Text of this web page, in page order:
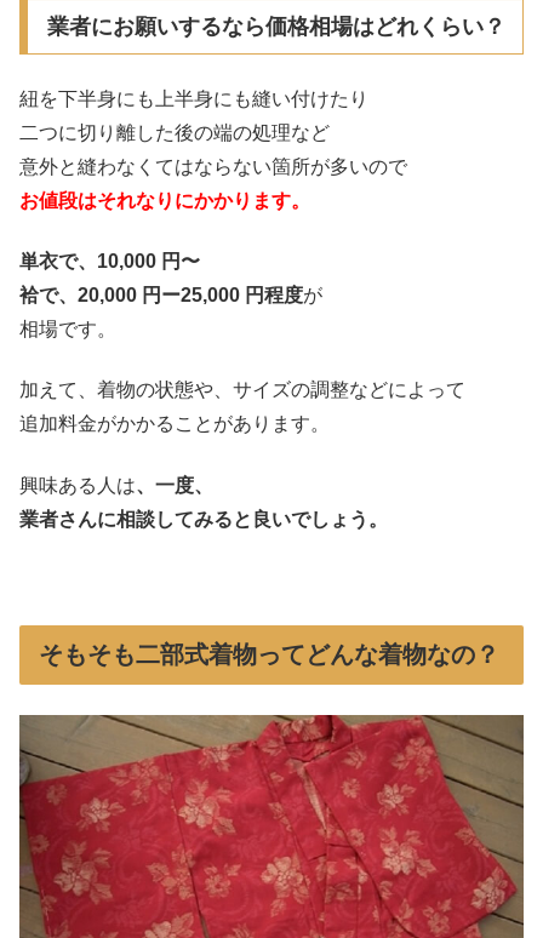
業者にお願いするなら価格相場はどれくらい？
紐を下半身にも上半身にも縫い付けたり
二つに切り離した後の端の処理など
意外と縫わなくてはならない箇所が多いので
お値段はそれなりにかかります。
単衣で、10,000 円〜
袷で、20,000 円ー25,000 円程度が
相場です。
加えて、着物の状態や、サイズの調整などによって
追加料金がかかることがあります。
興味ある人は、一度、
業者さんに相談してみると良いでしょう。
そもそも二部式着物ってどんな着物なの？